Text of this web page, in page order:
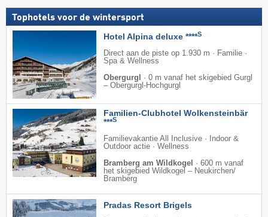
Tophotels voor de wintersport
Hotel Alpina deluxe ****S
Direct aan de piste op 1.930 m · Familie ·
Spa & Wellness
Obergurgl
· 0 m vanaf het skigebied Gurgl
– Obergurgl-Hochgurgl
Familien-Clubhotel Wolkensteinbär
***S
Familievakantie All Inclusive · Indoor &
Outdoor actie · Wellness
Bramberg am Wildkogel
· 600 m vanaf
het skigebied Wildkogel – Neukirchen/​
Bramberg
Pradas Resort Brigels